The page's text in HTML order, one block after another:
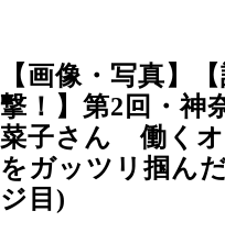
【画像・写真】
撃！】第2回・神
菜子さん 働くオ
をガッツリ掴ん
ジ目)